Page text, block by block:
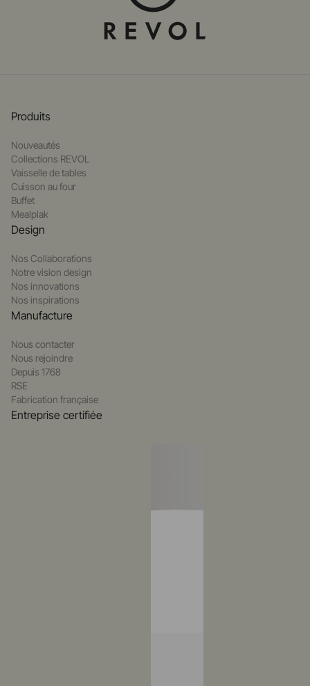
Produits
Nouveautés
Collections REVOL
Vaisselle de tables
Cuisson au four
Buffet
Mealplak
Design
Nos Collaborations
Notre vision design
Nos innovations
Nos inspirations
Manufacture
Nous contacter
Nous rejoindre
Depuis 1768
RSE
Fabrication française
Entreprise certifiée